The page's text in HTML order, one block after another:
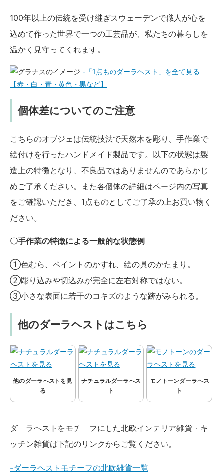
100年以上の伝統を受け継ぎスウェーデンで職人が心を
込めて作った世界で一つの工芸品が、私たちの暮らしを
温かく見守ってくれます。
-「1点ものダーラヘスト」を全て見る
【赤・白・青・黄色・黒など】
個体差についてのご注意
こちらのオブジェは伝統技法で天然木を彫り、手作業で
絵付けを行ったハンドメイド製品です。以下の状態は製
造上の特徴となり、不良品ではありませんのであらかじ
めご了承ください。また各個体の詳細はページ内の写真
をご確認いただき、1点ものとしてご了承の上お買い物く
ださい。
〇手作業の特徴による一般的な状態例
①色むら、ペイントのかすれ、絵の具のかたまり。
②彫り込みや切込みが完全に左右対称ではない。
③小さな表面に若干のコキズのような跡がみられる。
他のダーラヘストはこちら
他のダーラヘストを見
る
ナチュラルダーラヘス
ト
モノトーンダーラヘス
ト
ダーラヘストをモチーフにした北欧インテリア雑貨・キ
ッチン雑貨は下記のリンクからご覧ください。
-ダーラヘストモチーフの北欧雑貨一覧